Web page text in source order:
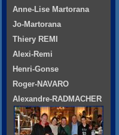
Anne-Lise Martorana
Jo-Martorana
Thiery REMI
Alexi-Remi
Henri-Gonse
Roger-NAVARO
Alexandre-RADMACHER